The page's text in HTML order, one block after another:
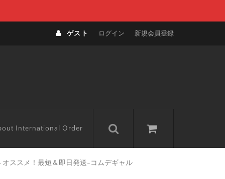
ゲスト ログイン 新規会員登録
International Order
オススメ！最短＆即日発送-コムデギャル